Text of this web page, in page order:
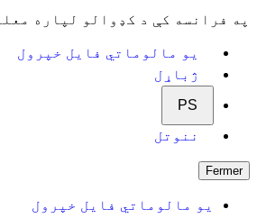
په فرانسه کې د کډوالو لپاره
یو مالوماتي فایل خپرول
ژباړل
PS
ننوتل
Fermer
یو مالوماتي فایل خپرول